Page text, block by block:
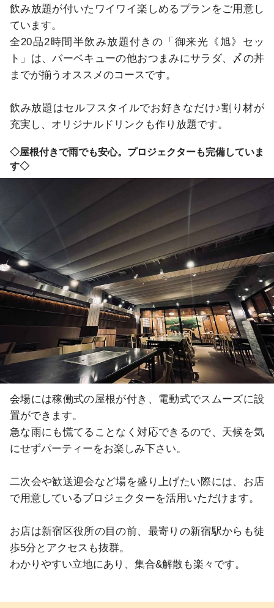
飲み放題が付いたワイワイ楽しめるプランをご用意し
ています。
全20品2時間半飲み放題付きの「御来光《旭》セッ
ト」は、バーベキューの他おつまみにサラダ、〆の丼
までが揃うオススメのコースです。
飲み放題はセルフスタイルでお好きなだけ♪割り材が
充実し、オリジナルドリンクも作り放題です。
◇屋根付きで雨でも安心。プロジェクターも完備していま
す◇
会場には稼働式の屋根が付き、電動式でスムーズに設
置ができます。
急な雨にも慌てることなく対応できるので、天候を気
にせずパーティーをお楽しみ下さい。
二次会や歓送迎会など場を盛り上げたい際には、お店
で用意しているプロジェクターを活用いただけます。
お店は新宿区役所の目の前、最寄りの新宿駅からも徒
歩5分とアクセスも抜群。
わかりやすい立地にあり、集合&解散も楽々です。